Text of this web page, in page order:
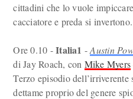
cittadini che lo vuole
cacciatore e preda si invertono.
Ore 0.10 -Italia1 -Austin
di Jay Roach, con Mike Myers
Terzo episodio
dettame proprio del genere